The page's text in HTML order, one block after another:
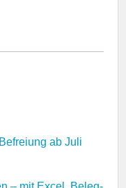
ab Juli